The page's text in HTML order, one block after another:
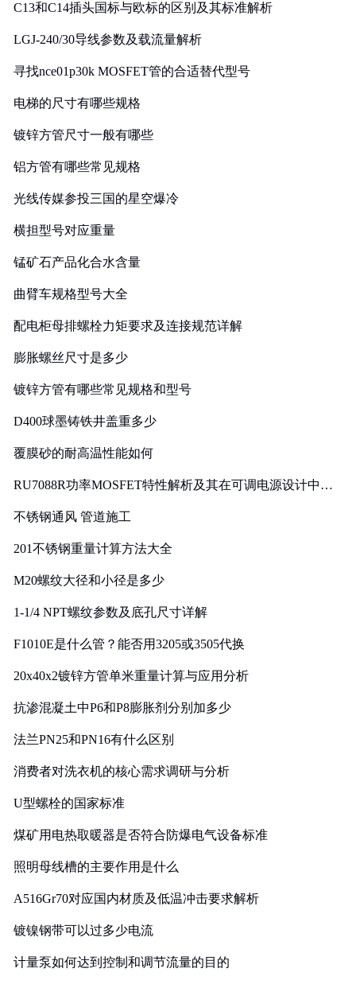
C13和C14插头国标与欧标的区别及其标准解析
LGJ-240/30导线参数及载流量解析
寻找nce01p30k MOSFET管的合适替代型号
电梯的尺寸有哪些规格
镀锌方管尺寸一般有哪些
铝方管有哪些常见规格
光线传媒参投三国的星空爆冷
横担型号对应重量
锰矿石产品化合水含量
曲臂车规格型号大全
配电柜母排螺栓力矩要求及连接规范详解
膨胀螺丝尺寸是多少
镀锌方管有哪些常见规格和型号
D400球墨铸铁井盖重多少
覆膜砂的耐高温性能如何
RU7088R功率MOSFET特性解析及其在可调电源设计中的
不锈钢通风 管道施工
201不锈钢重量计算方法大全
M20螺纹大径和小径是多少
1-1/4 NPT螺纹参数及底孔尺寸详解
F1010E是什么管？能否用3205或3505代换
20x40x2镀锌方管单米重量计算与应用分析
抗渗混凝土中P6和P8膨胀剂分别加多少
法兰PN25和PN16有什么区别
消费者对洗衣机的核心需求调研与分析
U型螺栓的国家标准
煤矿用电热取暖器是否符合防爆电气设备标准
照明母线槽的主要作用是什么
A516Gr70对应国内材质及低温冲击要求解析
镀镍钢带可以过多少电流
计量泵如何达到控制和调节流量的目的